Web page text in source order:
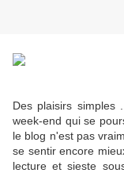
Des plaisirs simples
week-end qui se
le blog n'est pas
se sentir encore
lecture et sieste